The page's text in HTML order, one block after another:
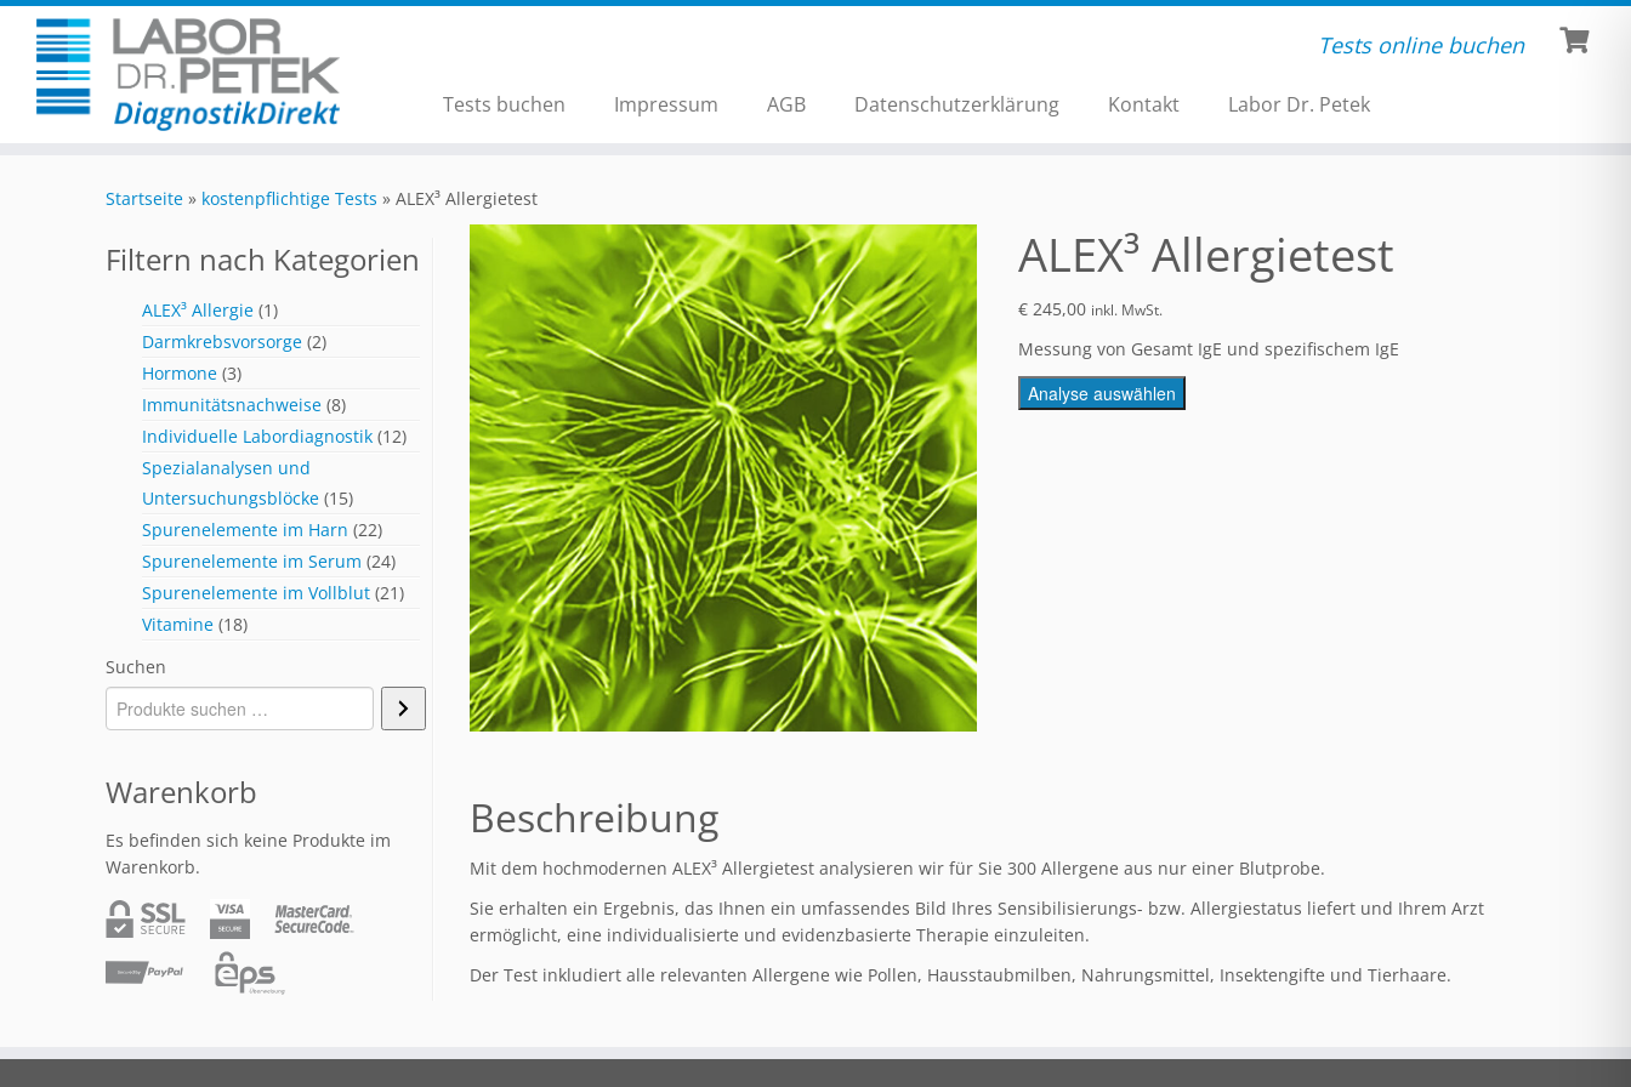
Tests online buchen
Tests buchen Impressum AGB Datenschutzerklärung Kontakt Labor Dr. Petek
Startseite » kostenpflichtige Tests » ALEX³ Allergietest
Filtern nach Kategorien
ALEX³ Allergie (1)
Darmkrebsvorsorge (2)
Hormone (3)
Immunitätsnachweise (8)
Individuelle Labordiagnostik (12)
Spezialanalysen und
Untersuchungsblöcke (15)
Spurenelemente im Harn (22)
Spurenelemente im Serum (24)
Spurenelemente im Vollblut (21)
Vitamine (18)
Suchen
Warenkorb
Es befinden sich keine Produkte im
Warenkorb.
ALEX³ Allergietest
€ 245,00 inkl. MwSt.
Messung von Gesamt IgE und spezifischem IgE
Analyse auswählen
Beschreibung
Mit dem hochmodernen ALEX³ Allergietest analysieren wir für Sie 300 Allergene aus nur einer Blutprobe.
Sie erhalten ein Ergebnis, das Ihnen ein umfassendes Bild Ihres Sensibilisierungs- bzw. Allergiestatus liefert und Ihrem Arzt
ermöglicht, eine individualisierte und evidenzbasierte Therapie einzuleiten.
Der Test inkludiert alle relevanten Allergene wie Pollen, Hausstaubmilben, Nahrungsmittel, Insektengifte und Tierhaare.